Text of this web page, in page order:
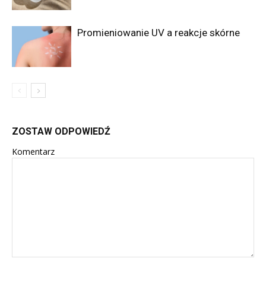
Promieniowanie UV a reakcje skórne
ZOSTAW ODPOWIEDŹ
Komentarz